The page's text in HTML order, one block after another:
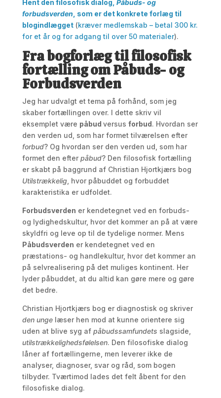
Hent den filosofisk dialog, Påbuds- og
forbudsverden , som er det konkrete forlæg til
blogindlægget(kræver medlemskab – betal 300 kr.
for et år og for adgang til over 50 materialer).
Fra bogforlæg til filosofisk
fortælling om Påbuds- og
Forbudsverden
Jeg har udvalgt et tema på forhånd, som jeg
skaber fortællingen over. I dette skriv vil
eksemplet være påbud versus forbud. Hvordan ser
den verden ud, som har formet tilværelsen efter
forbud? Og hvordan ser den verden ud, som har
formet den efter påbud? Den filosofisk fortælling
er skabt på baggrund af Christian Hjortkjærs bog
Utilstrækkelig , hvor påbuddet og forbuddet
karakteristika er udfoldet.
Forbudsverden er kendetegnet ved en forbuds-
og lydighedskultur, hvor det kommer an på at være
skyldfri og leve op til de tydelige normer. Mens
Påbudsverden er kendetegnet ved en
præstations- og handlekultur, hvor det kommer an
på selvrealisering på det muliges kontinent. Her
lyder påbuddet, at du altid kan gøre mere og gøre
det bedre.
Christian Hjortkjærs bog er diagnostisk og skriver
den ungelæser hen mod at kunne orientere sig
uden at blive syg af påbudssamfundets slagside,
utilstrækkelighedsfølelsen. Den filosofiske dialog
låner af fortællingerne, men leverer ikke de
analyser, diagnoser, svar og råd, som bogen
tilbyder. Tværtimod lades det felt åbent for den
filosofiske dialog.